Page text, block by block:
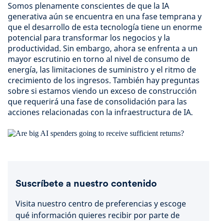
Somos plenamente conscientes de que la IA
generativa aún se encuentra en una fase temprana y
que el desarrollo de esta tecnología tiene un enorme
potencial para transformar los negocios y la
productividad. Sin embargo, ahora se enfrenta a un
mayor escrutinio en torno al nivel de consumo de
energía, las limitaciones de suministro y el ritmo de
crecimiento de los ingresos. También hay preguntas
sobre si estamos viendo un exceso de construcción
que requerirá una fase de consolidación para las
acciones relacionadas con la infraestructura de IA.
Suscríbete a nuestro contenido
Visita nuestro centro de preferencias y escoge
qué información quieres recibir por parte de